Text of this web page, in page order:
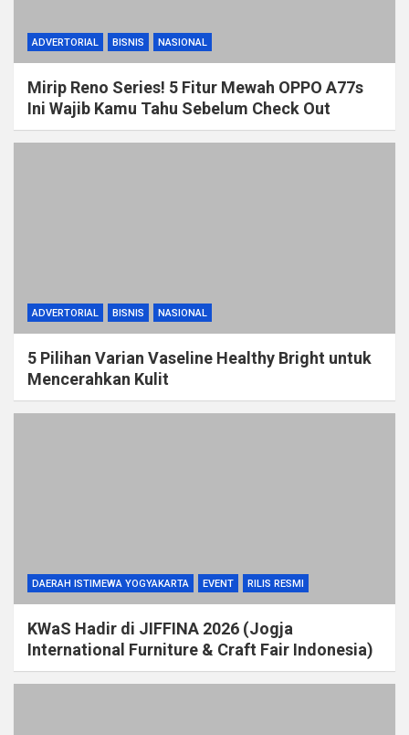
ADVERTORIAL BISNIS NASIONAL
Mirip Reno Series! 5 Fitur Mewah OPPO A77s
Ini Wajib Kamu Tahu Sebelum Check Out
ADVERTORIAL BISNIS NASIONAL
5 Pilihan Varian Vaseline Healthy Bright untuk
Mencerahkan Kulit
DAERAH ISTIMEWA YOGYAKARTA EVENT RILIS RESMI
KWaS Hadir di JIFFINA 2026 (Jogja
International Furniture & Craft Fair Indonesia)